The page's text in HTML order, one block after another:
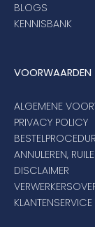
BLOGS
KENNISBANK
VOORWAARDEN
ALGEMENE
PRIVACY POLICY
ANNULEREN,
DISCLAIMER
KLANTENSERVICE